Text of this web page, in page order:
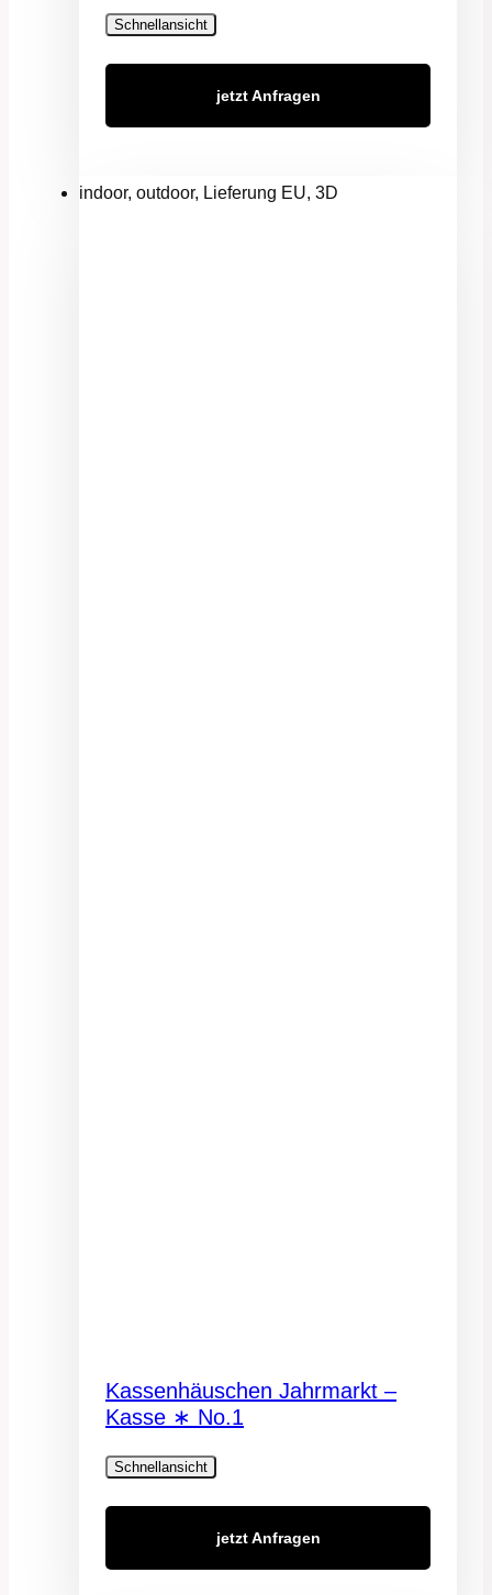
Schnellansicht
jetzt Anfragen
indoor, outdoor, Lieferung EU, 3D
Kassenhäuschen Jahrmarkt –
Kasse ∗ No.1
Schnellansicht
jetzt Anfragen